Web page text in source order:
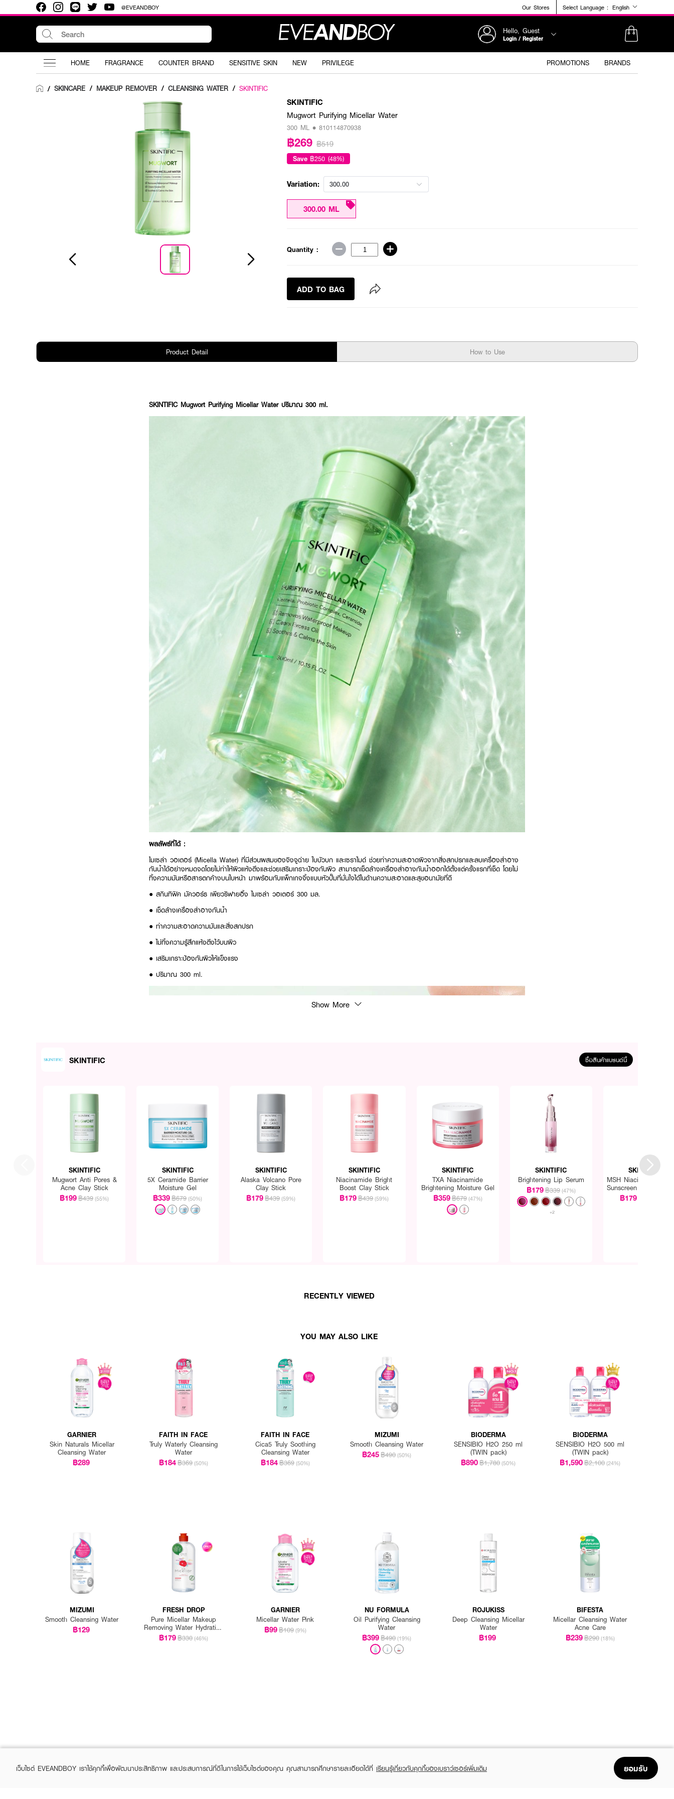
@EVEANDBOY Our Stores Select Language : English
Hello, Guest
Login / Register
HOME FRAGRANCE COUNTER BRAND SENSITIVE SKIN NEW PRIVILEGE PROMOTIONS BRANDS
/ SKINCARE / MAKEUP REMOVER / CLEANSING WATER / SKINTIFIC
SKINTIFIC
Mugwort Purifying Micellar Water
300 ML • 810114870938
฿269 ฿519
Save ฿250 (48%)
Variation: 300.00
300.00 ML
Quantity :
ADD TO BAG
Product Detail How to Use
SKINTIFIC Mugwort Purifying Micellar Water ปริมาณ 300 ml.
ผลลัพธ์ที่ได้ :
ไมเซล่า วอเตอร์ (Micella Water) ที่มีส่วนผสมของจิงจูฉ่าย ใบบัวบก และเซราไมด์ ช่วยทำความสะอาดผิวจากสิ่งสกปรกและลบเครื่องสำอาง
กันน้ำได้อย่างหมดจดโดยไม่ทำให้ผิวแห้งตึงและช่วยเสริมเกราะป้องกันผิว สามารถเช็ดล้างเครื่องสำอางกันน้ำออกได้ตั้งแต่ครั้งแรกที่เช็ด โดยไม่
ทิ้งความมันหรือสารตกค้างบนใบหน้า มาพร้อมกับแพ็กเกจจิ้งแบบหัวปั๊มที่มั่นใจได้ในด้านความสะอาดและสุขอนามัยที่ดี
● สกินทิฟิค มัควอร์ธ เพียวริฟายอิ้ง ไมเซล่า วอเตอร์ 300 มล.
● เช็ดล้างเครื่องสำอางกันน้ำ
● ทำความสะอาดความมันและสิ่งสกปรก
● ไม่ทิ้งความรู้สึกแห้งตึงไว้บนผิว
● เสริมเกราะป้องกันผิวให้แข็งแรง
● ปริมาณ 300 ml.
How to Use :
4. แนะนำให้ใช้ผลิตภัณฑ์สำหรับทำความสะอาดผิวหน้าต่อหลังใช้เสร็จแล้ว
Show More
SKINTIFIC ซื้อสินค้าแบรนด์นี้
SKINTIFIC
Mugwort Anti Pores &
Acne Clay Stick
฿199฿439 (55%)
SKINTIFIC
5X Ceramide Barrier
Moisture Gel
฿339฿679 (50%)
SKINTIFIC
Alaska Volcano Pore
Clay Stick
฿179฿439 (59%)
SKINTIFIC
Niacinamide Bright
Boost Clay Stick
฿179฿439 (59%)
SKINTIFIC
TXA Niacinamide
Brightening Moisture Gel
฿359฿679 (47%)
SKINTIFIC
Brightening Lip Serum
฿179฿339 (47%)
+2
SKINTIFIC
MSH Niacinamide
Sunscreen Glow &
SPF50+ PA++++
฿179
RECENTLY VIEWED
YOU MAY ALSO LIKE
GARNIER
Skin Naturals Micellar
Cleansing Water
฿289
FAITH IN FACE
Truly Waterly Cleansing
Water
฿184฿369 (50%)
FAITH IN FACE
Cica5 Truly Soothing
Cleansing Water
฿184฿369 (50%)
MIZUMI
Smooth Cleansing Water
฿245฿490 (50%)
BIODERMA
SENSIBIO H2O 250 ml
(TWIN pack)
฿890฿1,780 (50%)
BIODERMA
SENSIBIO H2O 500 ml
(TWIN pack)
฿1,590฿2,100 (24%)
MIZUMI
Smooth Cleansing Water
฿129
FRESH DROP
Pure Micellar Makeup
Removing Water Hydrating
Formula
฿179฿330 (46%)
GARNIER
Micellar Water Pink
฿99฿109 (9%)
NU FORMULA
Oil Purifying Cleansing
Water
฿399฿490 (19%)
ROJUKISS
Deep Cleansing Micellar
Water
฿199
BIFESTA
Micellar Cleansing Water
Acne Care
฿239฿290 (18%)
เว็บไซต์ EVEANDBOY เราใช้คุกกี้เพื่อพัฒนาประสิทธิภาพ และประสบการณ์ที่ดีในการใช้เว็บไซต์ของคุณ คุณสามารถศึกษารายละเอียดได้ที่ เรียนรู้เกี่ยวกับคุกกี้ของเบราว์เซอร์เพิ่มเติม ยอมรับ